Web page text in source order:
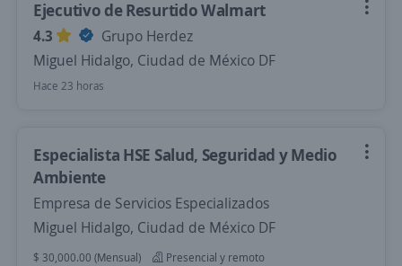
Ejecutivo de Resurtido Walmart
4.3
Grupo Herdez
Miguel Hidalgo, Ciudad de México DF
Hace 23 horas
Especialista HSE Salud, Seguridad y Medio
Ambiente
Empresa de Servicios Especializados
Miguel Hidalgo, Ciudad de México DF
$ 30,000.00 (Mensual)
Presencial y remoto